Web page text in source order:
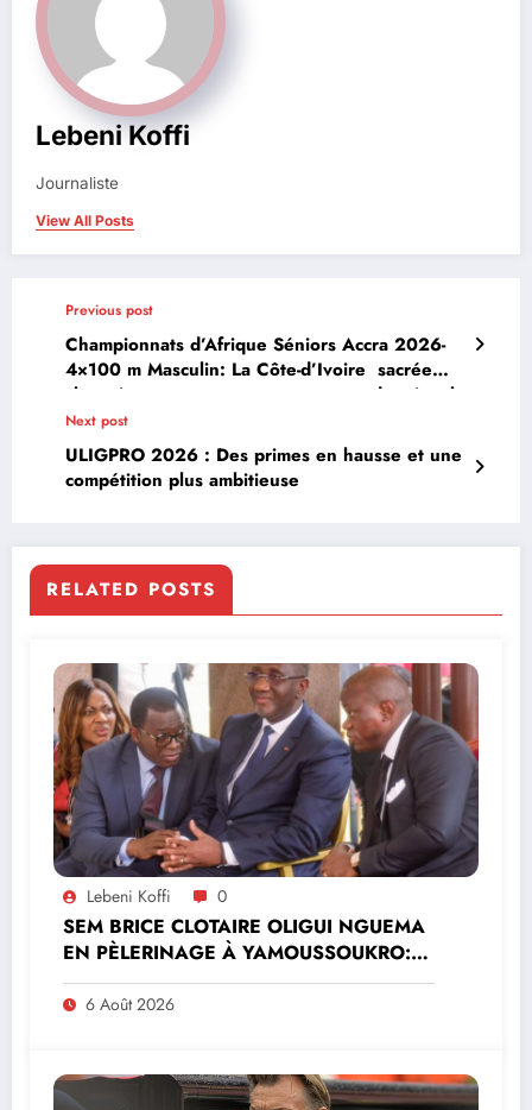
Lebeni Koffi
Journaliste
View All Posts
Previous post
Championnats d’Afrique Séniors Accra 2026-
4×100 m Masculin: La Côte-d’Ivoire sacrée
championne avec un nouveau record national
à la clé
Next post
ULIGPRO 2026 : Des primes en hausse et une
compétition plus ambitieuse
RELATED POSTS
Lebeni Koffi 0
SEM BRICE CLOTAIRE OLIGUI NGUEMA
EN PÈLERINAGE À YAMOUSSOUKRO:LE
MINISTRE PAULIN CLAUDE DANHO
PREND PART À LA CÉRÉMONIE
6 Août 2026